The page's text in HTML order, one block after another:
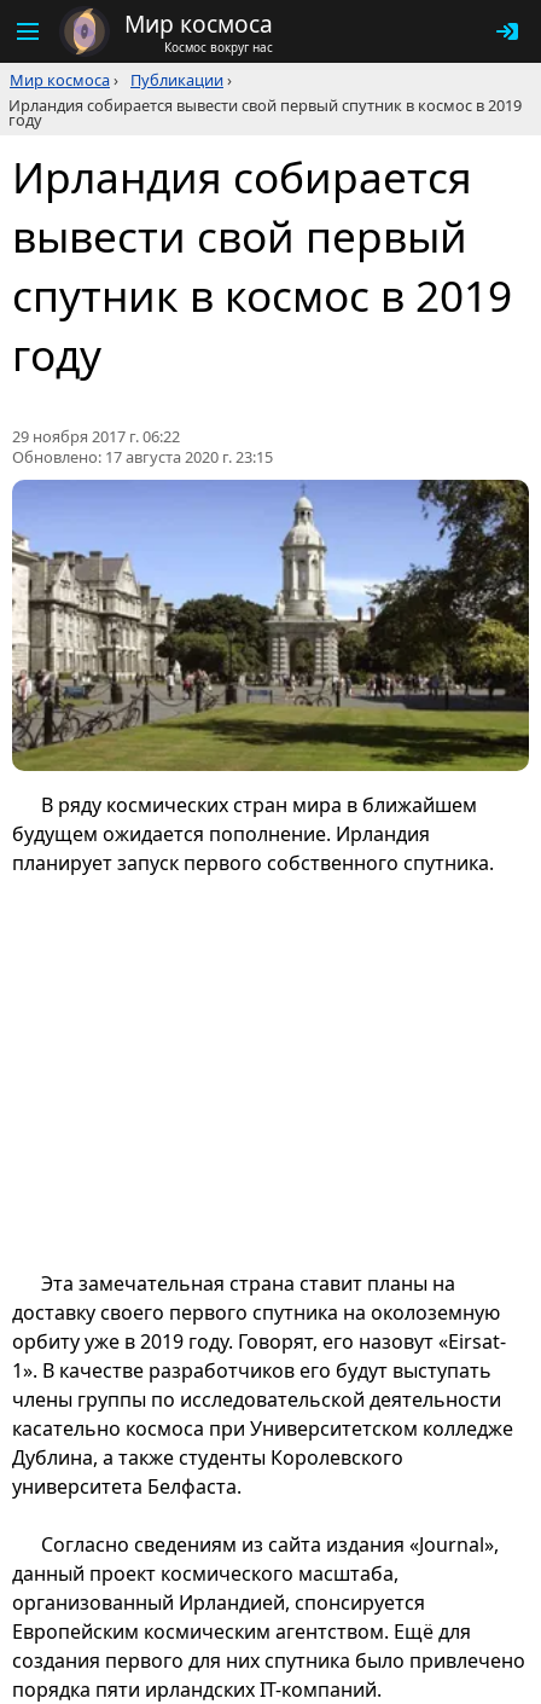
Мир космоса
Космос вокруг нас
Мир космоса› Публикации›
Ирландия собирается вывести свой первый спутник в космос в 2019
году
Ирландия собирается
вывести свой первый
спутник в космос в 2019
году
29 ноября 2017 г. 06:22
Обновлено: 17 августа 2020 г. 23:15
В ряду космических стран мира в ближайшем
будущем ожидается пополнение. Ирландия
планирует запуск первого собственного спутника.
Эта замечательная страна ставит планы на
доставку своего первого спутника на околоземную
орбиту уже в 2019 году. Говорят, его назовут «Eirsat-
1». В качестве разработчиков его будут выступать
члены группы по исследовательской деятельности
касательно космоса при Университетском колледже
Дублина, а также студенты Королевского
университета Белфаста.
Согласно сведениям из сайта издания «Journal»,
данный проект космического масштаба,
организованный Ирландией, спонсируется
Европейским космическим агентством. Ещё для
создания первого для них спутника было привлечено
порядка пяти ирландских IT-компаний.